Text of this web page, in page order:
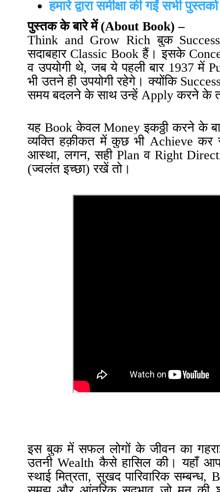
हमारे द्वारा समीक्षा की गईं सभी
पुस्तक के बारे में (About Book) –
Think and Grow Rich बुक
सदाबहार Classic Book हैं। इसके
व उपयोगी थे, जब ये पहली बार 1937 में
भी उतने ही उपयोगी रहेगे। क्योंकि
समय बदलने के साथ उन्हें Apply करने के
यह Book केवल Money इकठ्ठी करने के
व्यक्ति हक़ीकत में कुछ भी Achieve कर
आस्था, लगन, सही Plan व Right
(ज्वलंत इच्छा) रखें तो।
इस बुक में सफल लोगों के जीवन का
उतनी Wealth कैसे हासिल की। यहाँ
स्थाई मित्रता, सुखद पारिवारिक